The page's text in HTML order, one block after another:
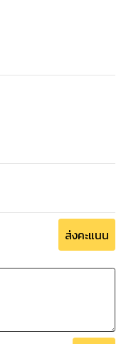
ส่งคะแนน